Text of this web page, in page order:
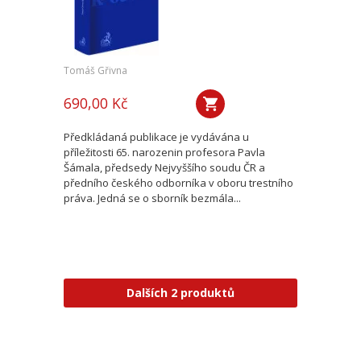
Tomáš Gřivna
690,00 Kč
Předkládaná publikace je vydávána u
příležitosti 65. narozenin profesora Pavla
Šámala, předsedy Nejvyššího soudu ČR a
předního českého odborníka v oboru trestního
práva. Jedná se o sborník bezmála...
Dalších 2 produktů